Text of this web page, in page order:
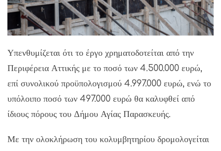
Υπενθυμίζεται ότι το έργο χρηματοδοτείται από την
Περιφέρεια Αττικής με το ποσό των 4.500.000 ευρώ,
επί συνολικού προϋπολογισμού 4.997.000 ευρώ, ενώ το
υπόλοιπο ποσό των 497.000 ευρώ θα καλυφθεί από
ίδιους πόρους του Δήμου Αγίας Παρασκευής.
Με την ολοκλήρωση του κολυμβητηρίου δρομολογείται